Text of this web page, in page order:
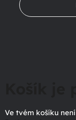
Ve tvém košíku